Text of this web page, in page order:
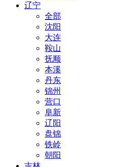
辽宁
全部
沈阳
大连
鞍山
抚顺
本溪
丹东
锦州
营口
阜新
辽阳
盘锦
铁岭
朝阳